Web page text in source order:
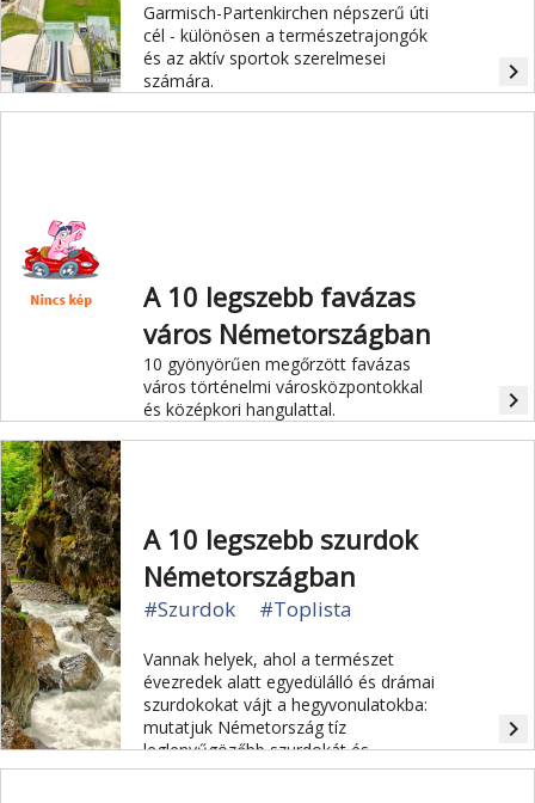
Garmisch-Partenkirchen népszerű úti
cél - különösen a természetrajongók
és az aktív sportok szerelmesei
számára.
navigate_next
A 10 legszebb favázas
város Németországban
10 gyönyörűen megőrzött favázas
város történelmi városközpontokkal
és középkori hangulattal.
navigate_next
A 10 legszebb szurdok
Németországban
#Szurdok #Toplista
Vannak helyek, ahol a természet
évezredek alatt egyedülálló és drámai
szurdokokat vájt a hegyvonulatokba:
mutatjuk Németország tíz
leglenyűgözőbb szurdokát és
szakadékát.
navigate_next